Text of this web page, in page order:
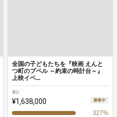
全国の子どもたちを『映画 えんと
つ町のプペル ～約束の時計台～』
上映イベ...
累計
¥1,638,000 募集中
327%